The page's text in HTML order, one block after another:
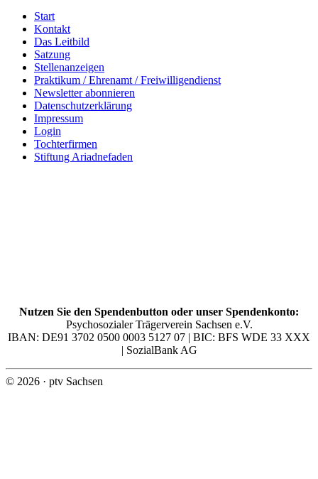
Start
Kontakt
Das Leitbild
Satzung
Stellenanzeigen
Praktikum / Ehrenamt / Freiwilligendienst
Newsletter abonnieren
Datenschutzerklärung
Impressum
Login
Tochterfirmen
Stiftung Ariadnefaden
Nutzen Sie den Spendenbutton oder unser Spendenkonto:
Psychosozialer Trägerverein Sachsen e.V.
IBAN: DE91 3702 0500 0003 5127 07 | BIC: BFS WDE 33 XXX
| SozialBank AG
© 2026 · ptv Sachsen